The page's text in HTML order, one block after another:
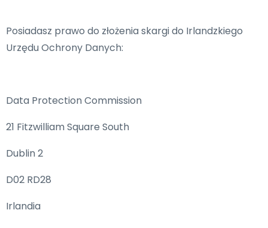
Posiadasz prawo do złożenia skargi do Irlandzkiego
Urzędu Ochrony Danych:
Data Protection Commission
21 Fitzwilliam Square South
Dublin 2
D02 RD28
Irlandia